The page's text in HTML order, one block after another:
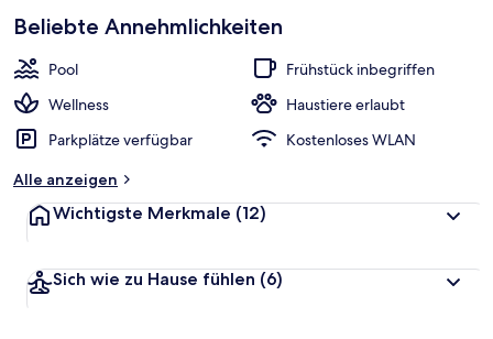
Beliebte Annehmlichkeiten
Pool
Frühstück inbegriffen
Wellness
Haustiere erlaubt
Parkplätze verfügbar
Kostenloses WLAN
Alle anzeigen
Wichtigste Merkmale (12)
Sich wie zu Hause fühlen (6)